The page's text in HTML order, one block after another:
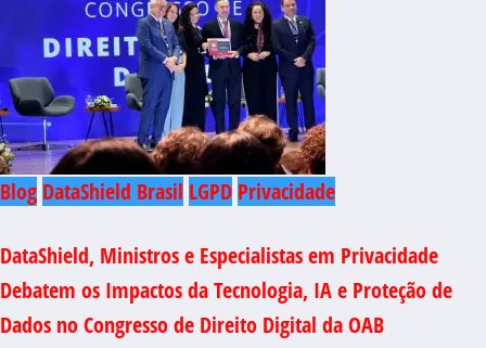
Blog DataShield Brasil LGPD Privacidade
DataShield, Ministros e Especialistas em Privacidade
Debatem os Impactos da Tecnologia, IA e Proteção de
Dados no Congresso de Direito Digital da OAB